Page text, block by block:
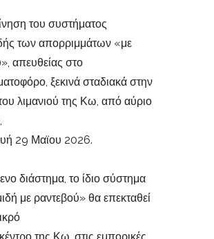
του συστήματος
των απορριμμάτων «με
απευθείας στο
ξεκινά σταδιακά στην
λιμανιού της Κω, από αύριο
29 Μαϊου 2026.
διάστημα, το ίδιο σύστημα
με ραντεβού» θα επεκταθεί